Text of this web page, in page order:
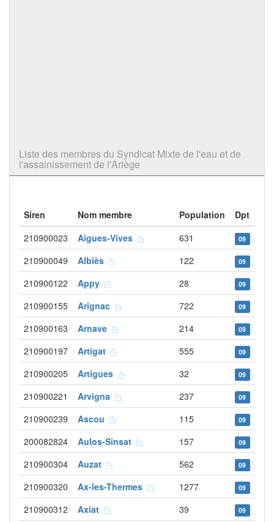
Liste des membres du Syndicat Mixte de l'eau et de
l'assainissement de l'Ariège
Siren Nom membre Population
Dpt
210900023
Aigues-Vives 631 09
210900049 Albiès 122 09
210900122 Appy 28 09
210900155 Arignac 722 09
210900163 Arnave 214 09
210900197 Artigat 555 09
210900205 Artigues 32 09
210900221 Arvigna 237 09
210900239 Ascou 115 09
200082824 Aulos-Sinsat 157 09
210900304 Auzat 562 09
210900320 Ax-les-Thermes 1277 09
210900312 Axiat 39 09